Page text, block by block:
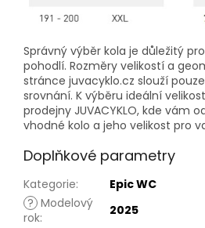
Správný výběr kola je důležitý
pohodlí. Rozměry velikostí a
stránce juvacyklo.cz slouží
srovnání. K výběru ideální
prodejny JUVACYKLO, kde vám
vhodné kolo a jeho velikost pro
Doplňkové parametry
Kategorie:
Epic WC
? Modelový
rok:
2025